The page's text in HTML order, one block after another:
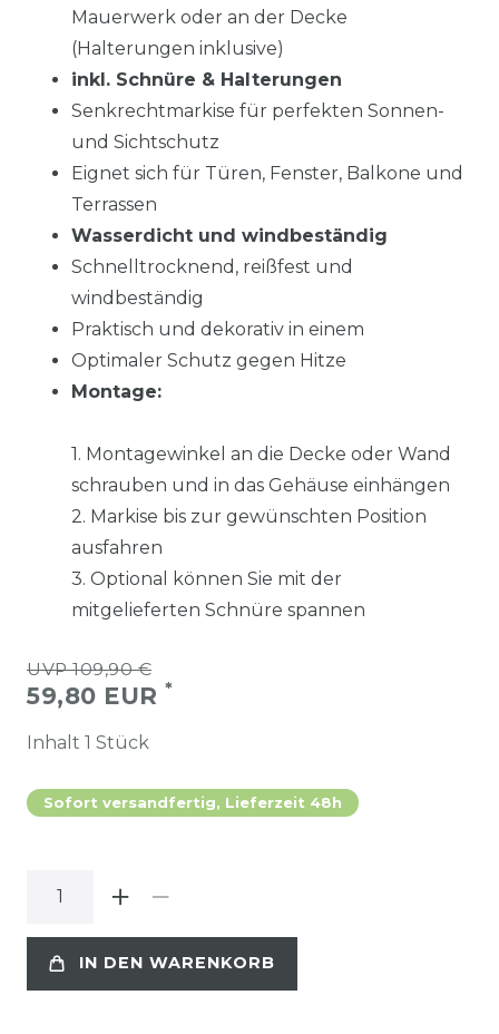
Mauerwerk oder an der Decke
(Halterungen inklusive)
inkl. Schnüre & Halterungen
Senkrechtmarkise für perfekten Sonnen-
und Sichtschutz
Eignet sich für Türen, Fenster, Balkone und
Terrassen
Wasserdicht und windbeständig
Schnelltrocknend, reißfest und
windbeständig
Praktisch und dekorativ in einem
Optimaler Schutz gegen Hitze
Montage:
1. Montagewinkel an die Decke oder Wand
schrauben und in das Gehäuse einhängen
2. Markise bis zur gewünschten Position
ausfahren
3. Optional können Sie mit der
mitgelieferten Schnüre spannen
UVP 109,90 €
59,80 EUR *
Inhalt 1 Stück
Sofort versandfertig, Lieferzeit 48h
IN DEN WARENKORB